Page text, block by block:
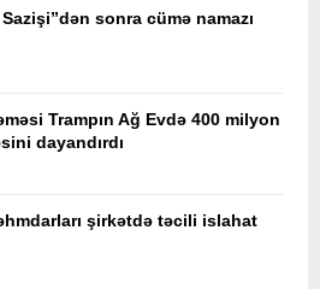
sonra cümə namazı
Trampın Ağ Evdə 400 milyon
dayandırdı
şirkətdə təcili islahat